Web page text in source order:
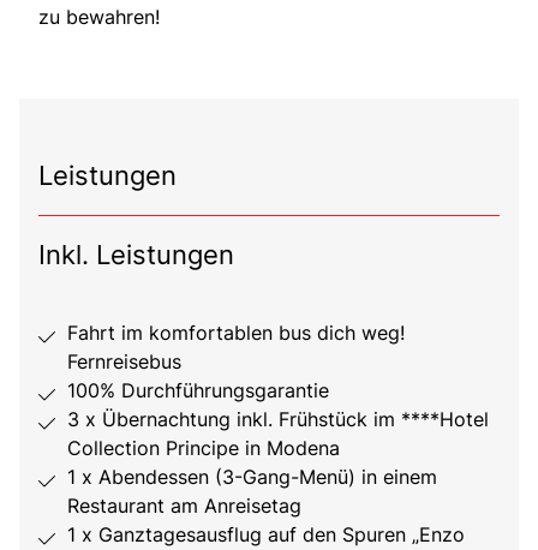
zu bewahren!
Leistungen
Inkl. Leistungen
Fahrt im komfortablen bus dich weg!
Fernreisebus
100% Durchführungsgarantie
3 x Übernachtung inkl. Frühstück im ****Hotel
Collection Principe in Modena
1 x Abendessen (3-Gang-Menü) in einem
Restaurant am Anreisetag
1 x Ganztagesausflug auf den Spuren „Enzo